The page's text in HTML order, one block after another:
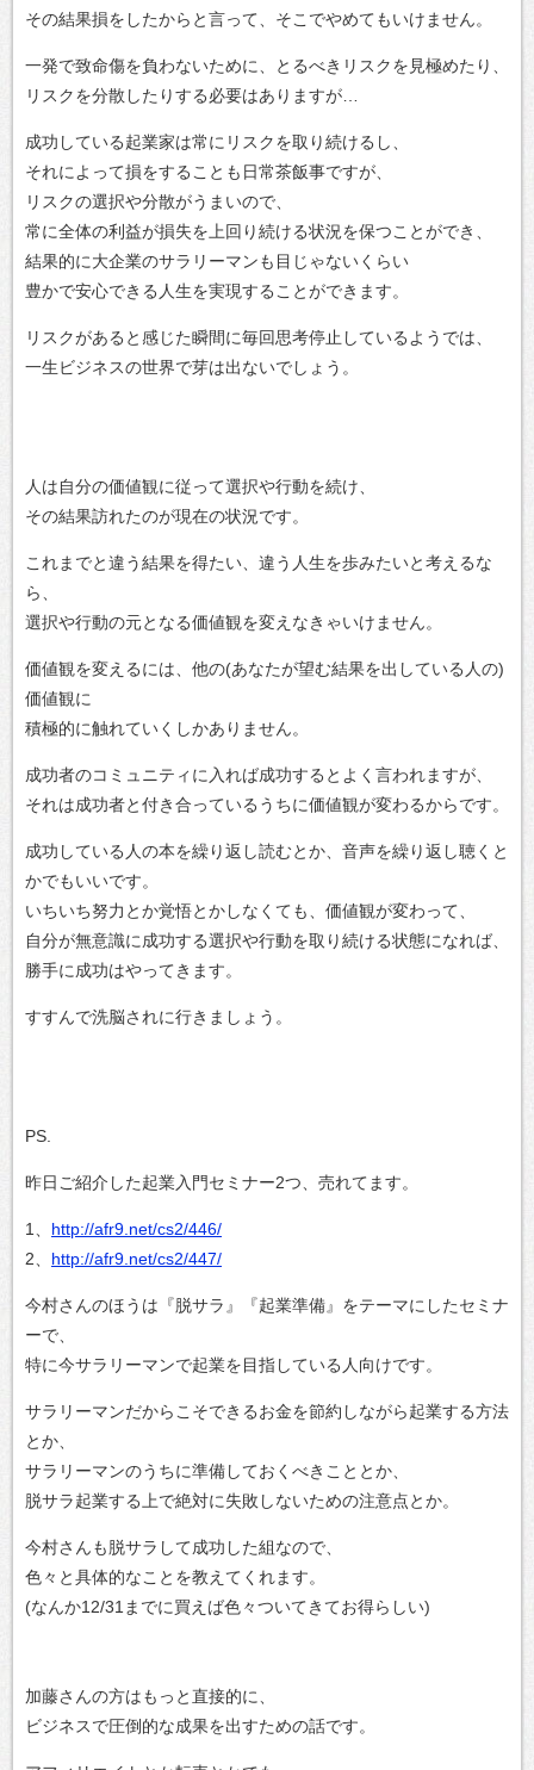
その結果損をしたからと言って、そこでやめてもいけません。
一発で致命傷を負わないために、とるべきリスクを見極めたり、
リスクを分散したりする必要はありますが…
成功している起業家は常にリスクを取り続けるし、
それによって損をすることも日常茶飯事ですが、
リスクの選択や分散がうまいので、
常に全体の利益が損失を上回り続ける状況を保つことができ、
結果的に大企業のサラリーマンも目じゃないくらい
豊かで安心できる人生を実現することができます。
リスクがあると感じた瞬間に毎回思考停止しているようでは、
一生ビジネスの世界で芽は出ないでしょう。
人は自分の価値観に従って選択や行動を続け、
その結果訪れたのが現在の状況です。
これまでと違う結果を得たい、違う人生を歩みたいと考えるな
ら、
選択や行動の元となる価値観を変えなきゃいけません。
価値観を変えるには、他の(あなたが望む結果を出している人の)
価値観に
積極的に触れていくしかありません。
成功者のコミュニティに入れば成功するとよく言われますが、
それは成功者と付き合っているうちに価値観が変わるからです。
成功している人の本を繰り返し読むとか、音声を繰り返し聴くと
かでもいいです。
いちいち努力とか覚悟とかしなくても、価値観が変わって、
自分が無意識に成功する選択や行動を取り続ける状態になれば、
勝手に成功はやってきます。
すすんで洗脳されに行きましょう。
PS.
昨日ご紹介した起業入門セミナー2つ、売れてます。
1、 http://afr9.net/cs2/446/
2、 http://afr9.net/cs2/447/
今村さんのほうは『脱サラ』『起業準備』をテーマにしたセミナ
ーで、
特に今サラリーマンで起業を目指している人向けです。
サラリーマンだからこそできるお金を節約しながら起業する方法
とか、
サラリーマンのうちに準備しておくべきこととか、
脱サラ起業する上で絶対に失敗しないための注意点とか。
今村さんも脱サラして成功した組なので、
色々と具体的なことを教えてくれます。
(なんか12/31までに買えば色々ついてきてお得らしい)
加藤さんの方はもっと直接的に、
ビジネスで圧倒的な成果を出すための話です。